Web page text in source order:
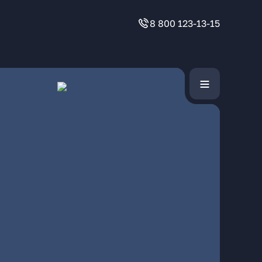
8 800 123-13-15